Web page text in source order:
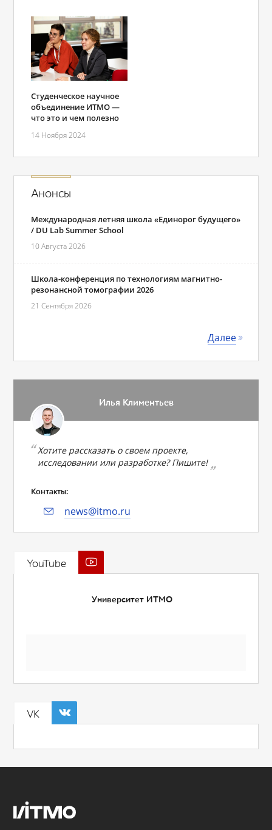
Студенческое научное
объединение ИТМО —
что это и чем полезно
14 Ноября 2024
Анонсы
Международная летняя школа «Единорог будущего»
/ DU Lab Summer School
10 Августа 2026
Школа-конференция по технологиям магнитно-
резонансной томографии 2026
21 Сентября 2026
Далее
Илья Климентьев
Хотите рассказать о своем проекте,
исследовании или разработке? Пишите!
Контакты:
news@itmo.ru
YouTube
Университет ИТМО
VK